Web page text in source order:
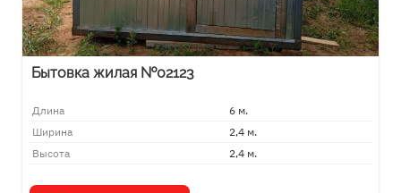
Бытовка жилая №02123
Длина
6 м.
Ширина
2,4 м.
Высота
2,4 м.